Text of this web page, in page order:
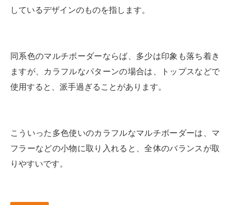
しているデザインのものを指します。
同系色のマルチボーダーならば、多少は印象も落ち着き
ますが、カラフルなパターンの場合は、トップスなどで
使用すると、派手過ぎることがあります。
こういった多色使いのカラフルなマルチボーダーは、マ
フラーなどの小物に取り入れると、全体のバランスが取
りやすいです。